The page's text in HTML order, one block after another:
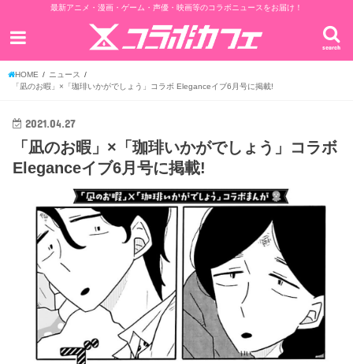
最新アニメ・漫画・ゲーム・声優・映画等のコラボニュースをお届け！
search
HOME
ニュース
「凪のお暇」×「珈琲いかがでしょう」コラボ Eleganceイブ6月号に掲載!
2021.04.27
「凪のお暇」×「珈琲いかがでしょう」コラボ
Eleganceイブ6月号に掲載!